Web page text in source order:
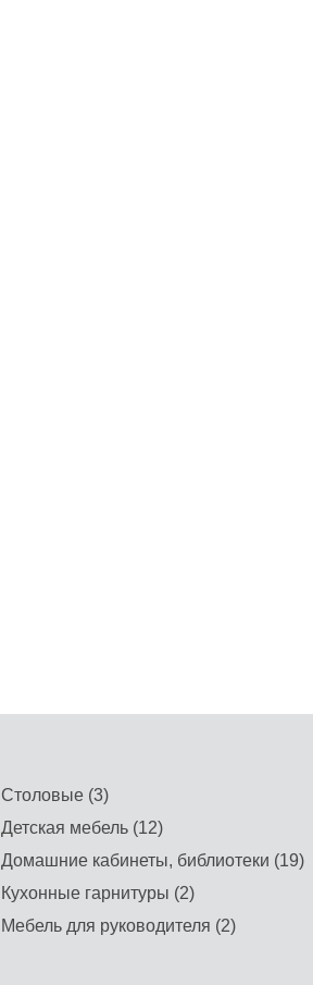
Столовые (3)
Детская мебель (12)
Домашние кабинеты, библиотеки (19)
Кухонные гарнитуры (2)
Мебель для руководителя (2)